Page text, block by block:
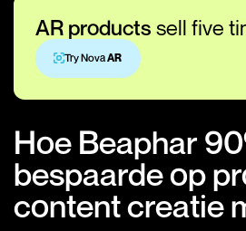
AR products sell five
Try NovaAR
Hoe Beaphar
bespaarde op
content creatie